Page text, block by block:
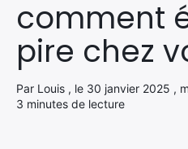
comment
pire chez
Par Louis , le 30 janvier 2025 ,
3 minutes de lecture
Politique de Confidentialité